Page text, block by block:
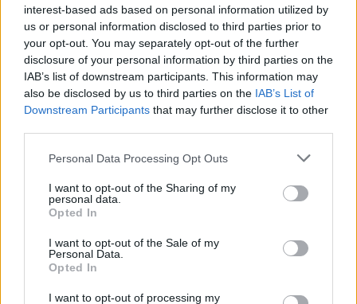
interest-based ads based on personal information utilized by
us or personal information disclosed to third parties prior to
your opt-out. You may separately opt-out of the further
disclosure of your personal information by third parties on the
IAB’s list of downstream participants. This information may
also be disclosed by us to third parties on the IAB’s List of
Downstream Participants that may further disclose it to other
Personal Data Processing Opt Outs
I want to opt-out of the Sharing of my
personal data.
Opted In
I want to opt-out of the Sale of my
Personal Data.
Opted In
I want to opt-out of processing my
ripescate
5 Ago 2026
Coppa Italia: gli accoppiamenti degli ottavi
di finale con i derby di Gallura, Barbagia e
Ogliastra
5 Ago 2026
Coppa Italia: gli accoppiamenti dei 16esimi di
finale con i derby a Cagliari, Sassari e
Macomer
5 Ago 2026
5 Ago 2026